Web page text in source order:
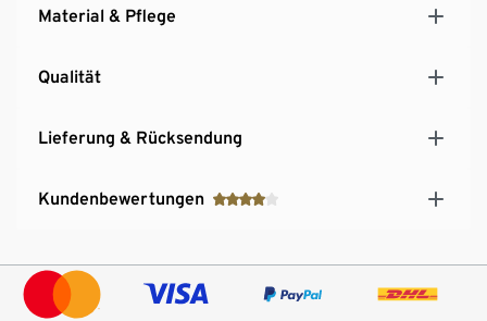
Material & Pflege
Qualität
Lieferung & Rücksendung
Kundenbewertungen